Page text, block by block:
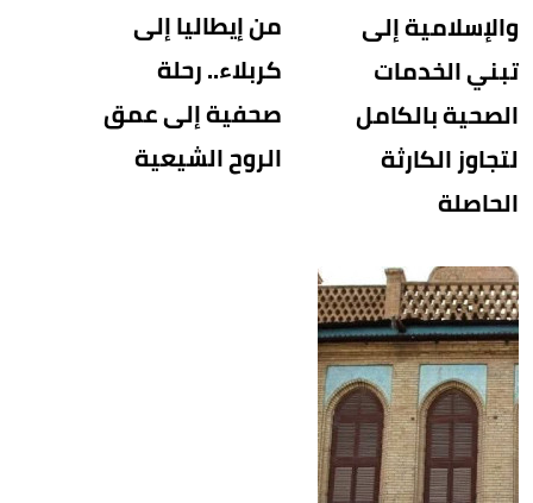
والإسلامية إلى
تبني الخدمات
الصحية بالكامل
لتجاوز الكارثة
الحاصلة
من إيطاليا إلى
كربلاء.. رحلة
صحفية إلى عمق
الروح الشيعية